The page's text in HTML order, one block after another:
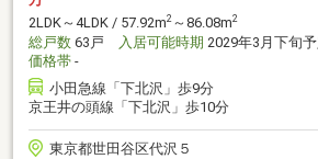
2LDK～4LDK / 57.92m2 ～86.08m2
総戸数 63戸 入居可能時期 2029年3月下旬
価格帯 -
小田急線「下北沢」歩9分
京王井の頭線「下北沢」歩10分
東京都世田谷区代沢５